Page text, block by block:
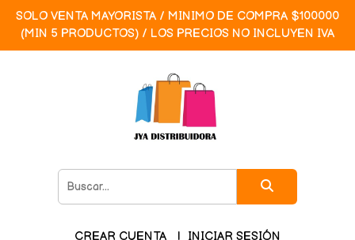
SOLO VENTA MAYORISTA / MINIMO DE COMPRA $100000
(MIN 5 PRODUCTOS) / LOS PRECIOS NO INCLUYEN IVA
CREAR CUENTA INICIAR SESIÓN